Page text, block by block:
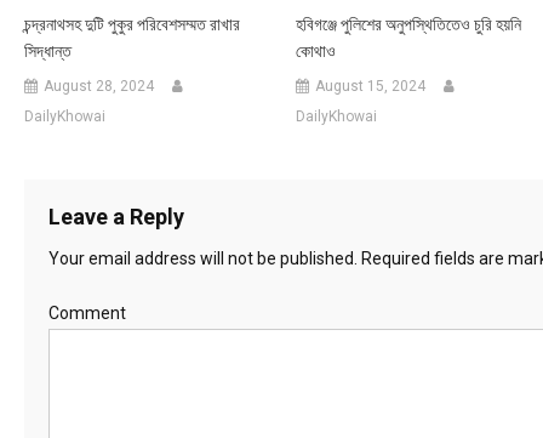
চন্দ্রনাথসহ দুটি পুকুর পরিবেশসম্মত রাখার
সিদ্ধান্ত
August 28, 2024
DailyKhowai
হবিগঞ্জে পুলিশের অনুপস্থিতিতেও চুরি হয়নি
কোথাও
August 15, 2024
DailyKhowai
Leave a Reply
Your email address will not be published. Required fields are
Comment